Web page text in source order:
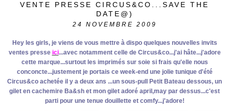
VENTE PRESSE CIRCUS&CO...SAVE THE
DATE@)
24 NOVEMBRE 2009
Hey les girls, je viens de vous mettre à dispo quelques nouvelles invits
ventes presse ici...avec notamment celle de Circus&co...j'ai hâte...j'adore
cette marque...surtout les imprimés sur soie si frais qu'elle nous
conconcte...justement je portais ce week-end une jolie tunique d'été
Circus&co achetée il y a deux ans ...un sous-pull Petit Bateau dessous, un
gilet en cachemire Ba&sh et mon gilet adoré april,may par dessus...c'est
parti pour une tenue douillette et comfy...j'adore!